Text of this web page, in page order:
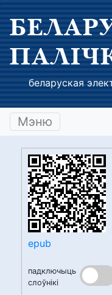
беларуская
Мэню
epub
падключыць
слоўнікі